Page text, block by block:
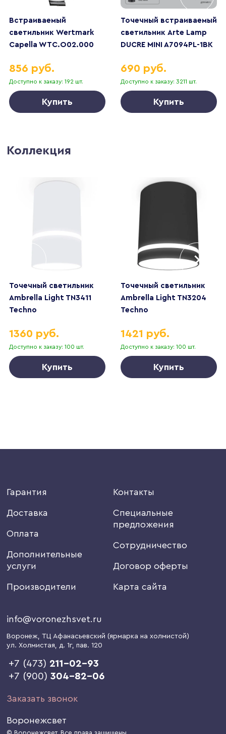
Встраиваемый
светильник Wertmark
Capella WTC.O02.000
Доступно к заказу: 192 шт.
856 руб.
Купить
Точечный встраиваемый
светильник Arte Lamp
DUCRE MINI A7094PL-1BK
Доступно к заказу: 3211 шт.
690 руб.
Купить
Коллекция
Точечный светильник
Ambrella Light TN3411
Techno
Доступно к заказу: 100 шт.
1360 руб.
Купить
Точечный светильник
Ambrella Light TN3204
Techno
Доступно к заказу: 100 шт.
1421 руб.
Купить
Гарантия
Доставка
Оплата
Дополнительные
услуги
Производители
Контакты
Специальные
предложения
Сотрудничество
Договор оферты
Карта сайта
info@voronezhsvet.ru
Воронеж, ТЦ Афанасьевский (ярмарка на холмистой)
ул. Холмистая, д. 1г, пав. 120
+7 (473) 211-02-93
+7 (900)304-82-06
Заказать звонок
Воронежсвет